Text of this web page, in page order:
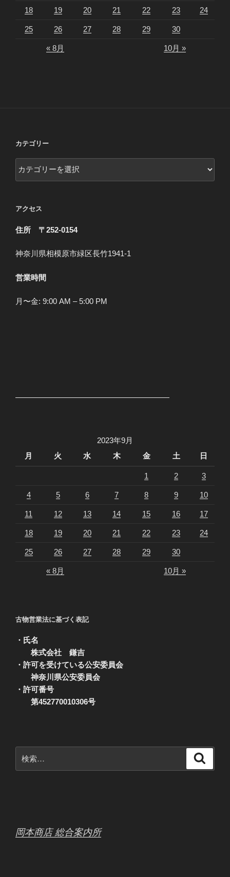
18 19 20 21 22 23 24
25 26 27 28 29 30
« 8月 10月 »
カテゴリー
テ
ー
アクセス
住所 〒252-0154
神奈川県相模原市緑区長竹1941-1
営業時間
月〜金: 9:00 AM – 5:00 PM
2023年9月
月
火 水 木 金 土 日
1 2 3
4 5 6 7 8 9 10
11 12 13 14 15 16 17
18 19 20 21 22 23 24
25 26 27 28 29 30
« 8月 10月 »
古物営業法に基づく表記
・氏名
株式会社 鎌吉
・許可を受けている公安委員会
神奈川県公安委員会
・許可番号
第452770010306号
索:
岡本商店 総合案内所